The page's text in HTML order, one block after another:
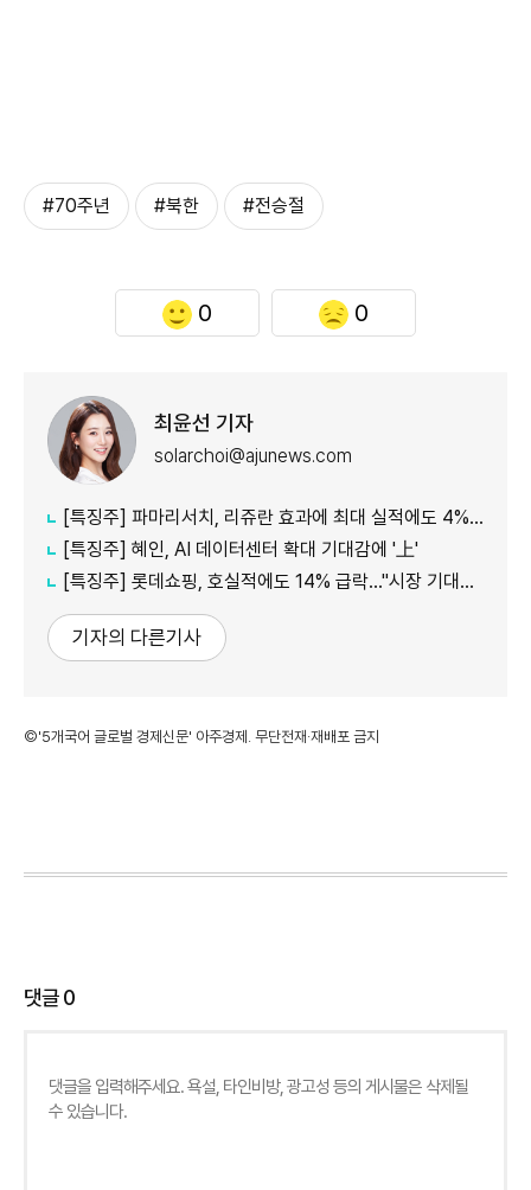
#70주년 #북한 #전승절
0 0
최윤선 기자
solarchoi@ajunews.com
[특징주] 파마리서치, 리쥬란 효과에 최대 실적에도 4%대 약세
[특징주] 혜인, AI 데이터센터 확대 기대감에 '上'
[특징주] 롯데쇼핑, 호실적에도 14% 급락…"시장 기대치 밑돌아"
기자의 다른기사
©'5개국어 글로벌 경제신문' 아주경제. 무단전재·재배포 금지
댓글0